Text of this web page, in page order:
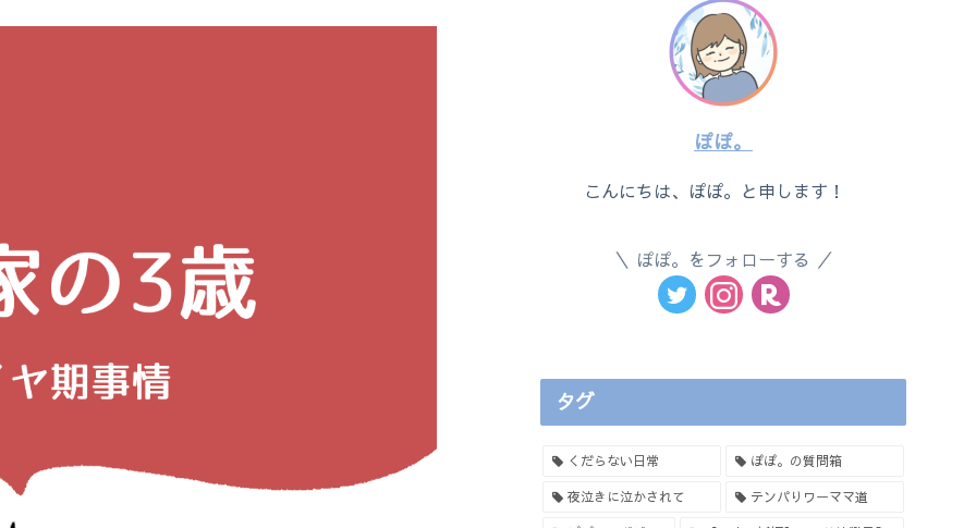
ぽぽ。
こんにちは、ぽぽ。と申します！
ぽぽ。をフォローする
タグ
くだらない日常 ぽぽ。の質問箱
夜泣きに泣かされて テンパりワーママ道